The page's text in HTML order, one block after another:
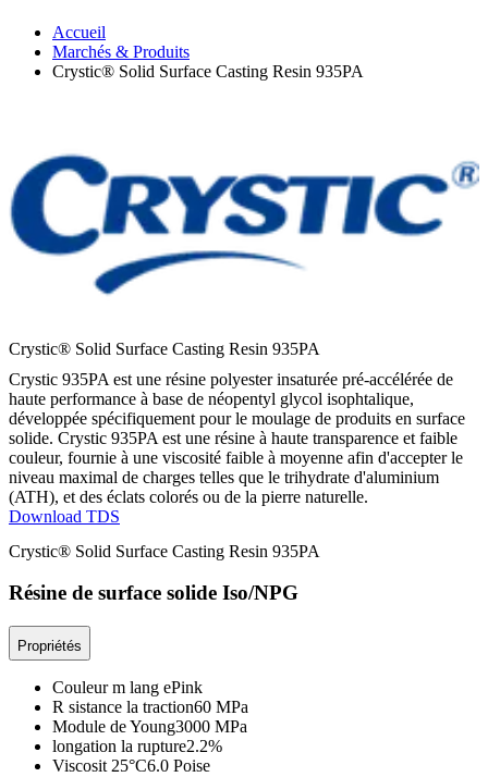
Accueil
Marchés & Produits
Crystic® Solid Surface Casting Resin 935PA
Crystic® Solid Surface Casting Resin 935PA
Crystic 935PA est une résine polyester insaturée pré-accélérée de
haute performance à base de néopentyl glycol isophtalique,
développée spécifiquement pour le moulage de produits en surface
solide. Crystic 935PA est une résine à haute transparence et faible
couleur, fournie à une viscosité faible à moyenne afin d'accepter le
niveau maximal de charges telles que le trihydrate d'aluminium
(ATH), et des éclats colorés ou de la pierre naturelle.
Download TDS
Crystic® Solid Surface Casting Resin 935PA
Résine de surface solide Iso/NPG
Propriétés
Couleur m lang ePink
R sistance la traction60 MPa
Module de Young3000 MPa
longation la rupture2.2%
Viscosit 25°C6.0 Poise